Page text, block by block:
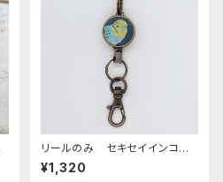
リールのみ セキセイインコ
レインボー ネイビー せきせ
いいんこ
¥1,320